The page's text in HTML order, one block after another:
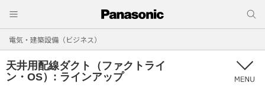
電気・建築設備（ビジネス）
天井用配線ダクト（ファクトライ
ン・OS）: ラインアップ